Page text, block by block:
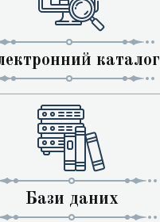
каталог
Бази даних